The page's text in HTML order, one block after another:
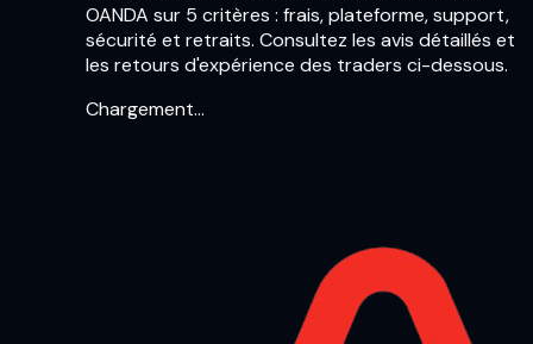
OANDA sur 5 critères : frais, plateforme, support,
sécurité et retraits. Consultez les avis détaillés et
les retours d'expérience des traders ci-dessous.
Chargement…